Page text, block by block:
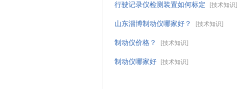
行驶记录仪检测装置如何标定 [技术知识]
山东淄博制动仪哪家好？ [技术知识]
制动仪价格？ [技术知识]
制动仪哪家好 [技术知识]